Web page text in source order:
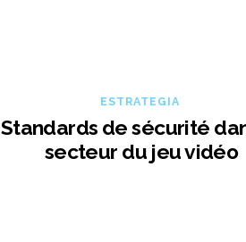
ESTRATEGIA
Standards de sécurité
secteur du jeu vidéo